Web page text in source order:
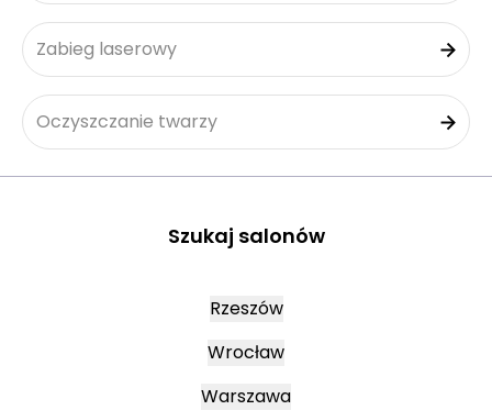
Zabieg laserowy
Oczyszczanie twarzy
Szukaj salonów
Rzeszów
Wrocław
Warszawa